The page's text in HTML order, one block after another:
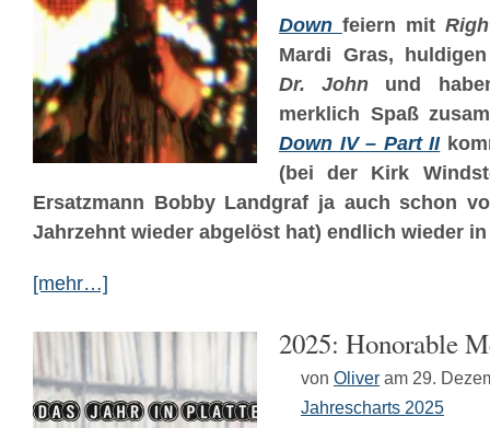
Down feiern mit
Mardi Gras,
Dr. John und
merklich Spaß
Down IV – Part II
(bei der Kirk
Ersatzmann Bobby Landgraf ja auch schon
Jahrzehnt wieder abgelöst hat) endlich wieder
[mehr…]
2025: Honorable
von Oliver am 29.
Jahrescharts 2025